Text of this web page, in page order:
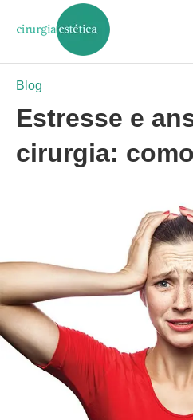
Blog
Estresse e
cirurgia: